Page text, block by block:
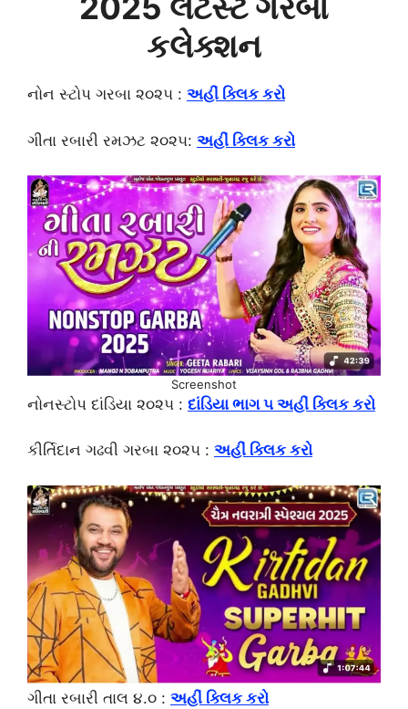
કલેક્શન
નોન સ્ટોપ ગરબા ૨૦૨૫ : અહીં ક્લિક કરો
ગીતા રબારી રમઝટ ૨૦૨૫: અહીં ક્લિક કરો
Screenshot
નોનસ્ટોપ દાંડિયા ૨૦૨૫ : દાંડિયા ભાગ ૫ અહીં ક્લિક કરો
કીર્તિદાન ગઢવી ગરબા ૨૦૨૫ : અહીં ક્લિક કરો
ગીતા રબારી તાલ ૪.૦ : અહીં ક્લિક કરો